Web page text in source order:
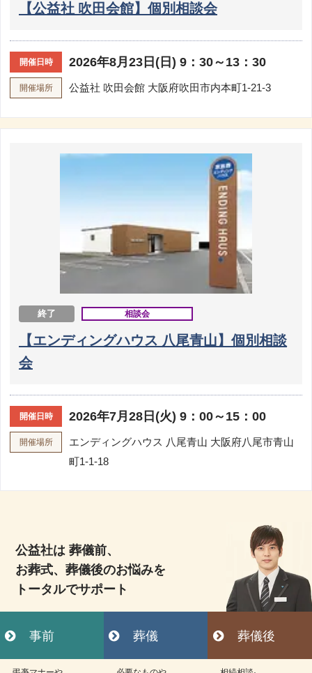
【公益社 吹田会館】個別相談会
開催日時 2026年8月23日(日) 9：30～13：30
開催場所 公益社 吹田会館 大阪府吹田市内本町1-21-3
終了 相談会
【エンディングハウス 八尾青山】個別相談
会
開催日時 2026年7月28日(火) 9：00～15：00
開催場所 エンディングハウス 八尾青山 大阪府八尾市青山
町1-1-18
公益社は 葬儀前、
お葬式、葬儀後のお悩みを
トータルでサポート
事前 葬儀 葬儀後